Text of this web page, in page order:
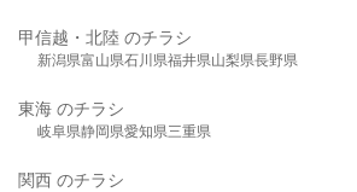
甲信越・北陸 のチラシ
新潟県富山県石川県福井県山梨県長野県
東海 のチラシ
岐阜県静岡県愛知県三重県
関西 のチラシ